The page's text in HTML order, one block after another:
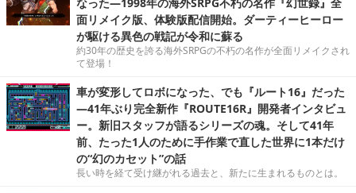
面リメイク版、体験版配信開始。ダーティーヒーロー
が駆ける異色の戦記が令和に蘇る
約30年の歴史を誇る海外SRPGの不朽の名作が全面リメイクされ
て登場！
車が変形してロボになった、でも『ルート16』だった
―41年ぶり完全新作『ROUTE16R』開発者インタビュ
ー。新旧スタッフが語るシリーズの魂。そして41年
前、たった1人のために手作業で直した世界に1本だけ
の“幻のカセット”の話
長い時を経て受け継がれる過去と、新たに生まれるものとは。